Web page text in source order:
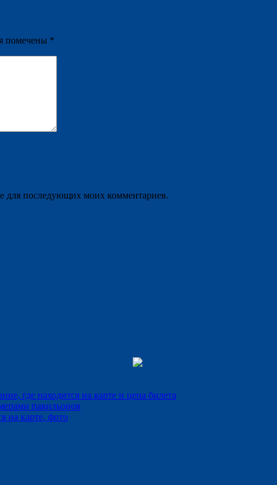
помечены *
для последующих моих комментариев.
где находится на карте и цена билета
павильонов
на карте, фото